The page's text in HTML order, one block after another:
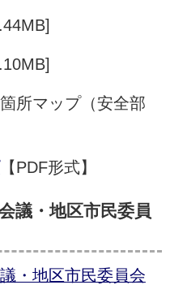
所マップ（安全部
【PDF形式】
議・地区市民委員
・地区市民委員会